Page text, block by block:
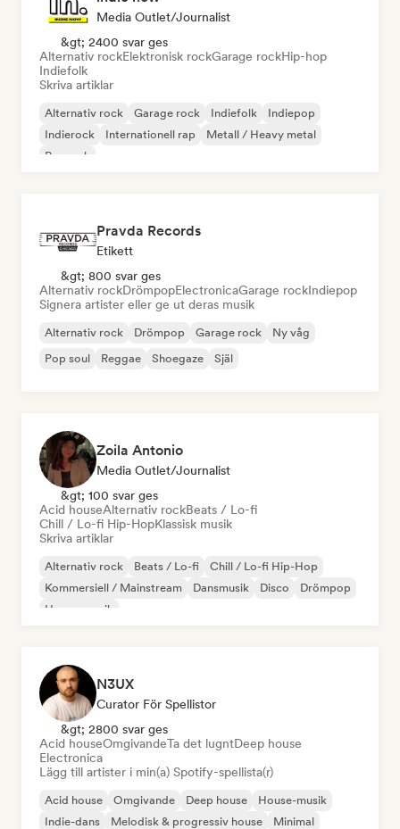
Media Outlet/Journalist
&gt; 2400 svar ges
Alternativ rockElektronisk rockGarage rockHip-hop
Indiefolk
Skriva artiklar
Alternativ rock Garage rock Indiefolk
Indiepop
Indierock
Internationell rap
Metall / Heavy metal
Poprock
Pravda Records
Etikett
&gt; 800 svar ges
Alternativ rockDrömpopElectronicaGarage rockIndiepop
Signera artister eller ge ut deras musik
Alternativ rock Drömpop Garage rock
Ny våg
Pop soul
Reggae Shoegaze Själ
Zoila Antonio
Media Outlet/Journalist
&gt; 100 svar ges
Acid houseAlternativ rockBeats / Lo-fi
Chill / Lo-fi Hip-HopKlassisk musik
Skriva artiklar
Alternativ rock Beats / Lo-fi
Chill / Lo-fi Hip-Hop
Kommersiell / Mainstream
Dansmusik Disco
Drömpop
House-musik
N3UX
Curator För Spellistor
&gt; 2800 svar ges
Acid houseOmgivandeTa det lugntDeep house
Electronica
Lägg till artister i min(a) Spotify-spellista(r)
Acid house Omgivande Deep house
House-musik
Indie-dans
Melodisk & progressiv house
Minimal